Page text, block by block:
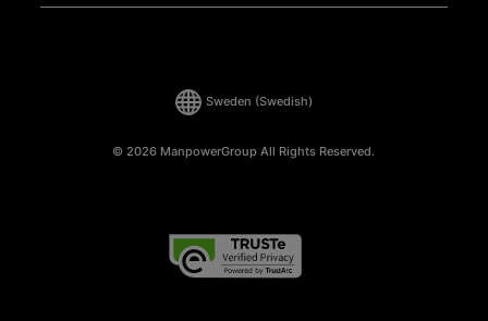
© 2026 ManpowerGroup All Rights Reserved.
Sweden (Swedish)